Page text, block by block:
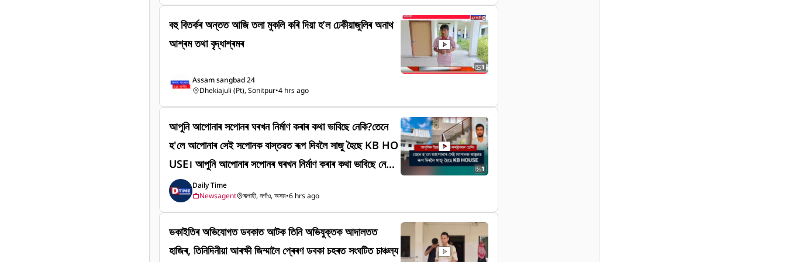
অসমৰ বিভিন্ন অঞ্চল এতিয়াও বানৰ প্ৰভাৱত জুৰুলা হৈ আছে। এনে প
ৰিস্থিতিত বিভিন্ন সামাজিক, ধৰ্মীয় আৰু স্বেচ্ছাসেৱী সংগঠনৰ সহায়-সহ
আহিছে।
বহু বিতৰ্কৰ অন্তত আজি তলা মুকলি কৰি দিয়া হ’ল ঢেকীয়াজুলিৰ অনাথ
আশ্ৰম তথা বৃদ্ধাশ্ৰমৰ
1
Assam sangbad 24
Dhekiajuli (Pt), Sonitpur•4 hrs ago
আপুনি আপোনাৰ সপোনৰ ঘৰখন নিৰ্মাণ কৰাৰ কথা ভাবিছে নেকি?তেনে
হ'লে আপোনাৰ সেই সপোনক বাস্তৱত ৰূপ দিবলৈ সাজু হৈছে KB HO
USE। আপুনি আপোনাৰ সপোনৰ ঘৰখন নিৰ্মাণ কৰাৰ কথা ভাবিছে নেকি?
তেনে হ'লে আপোনাৰ সেই সপোনক বাস্তৱত ৰূপ দিবলৈ সাজু হৈছে KB
HOUSE।
1
Daily Time
Newsagent
ৰূপাহী, নগাঁও, অসম•6 hrs ago
ডকাইতিৰ অভিযোগত ডবকাত আটক তিনি অভিযুক্তক আদালতত
হাজিৰ, তিনিদিনীয়া আৰক্ষী জিম্মালৈ প্ৰেৰণ ডবকা চহৰত সংঘটিত চাঞ্চল্য